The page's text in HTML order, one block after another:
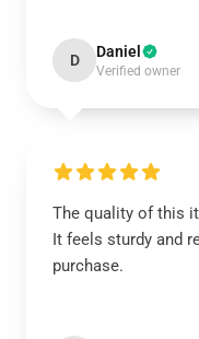
D Daniel
Verified owner
The quality of this
It feels sturdy and
purchase.